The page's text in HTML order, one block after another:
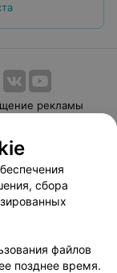
рекламы
оплаты
сбора
файлов
позднее время.